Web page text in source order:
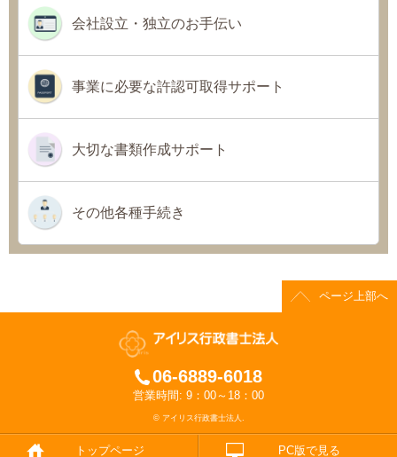
会社設立・独立のお手伝い
事業に必要な許認可取得サポート
大切な書類作成サポート
その他各種手続き
ページ上部へ
06-6889-6018
営業時間: 9：00～18：00
© アイリス行政書士法人.
トップページ PC版で見る